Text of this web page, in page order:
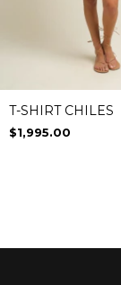
T-SHIRT CHILES
$1,995.00